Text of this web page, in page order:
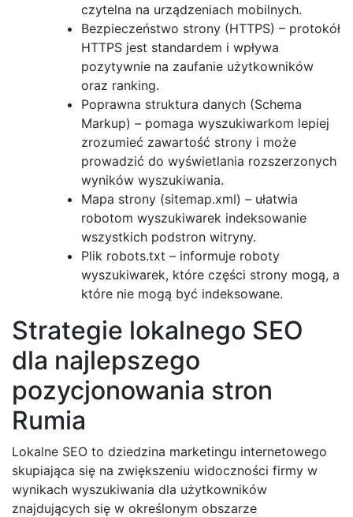
czytelna na urządzeniach mobilnych.
Bezpieczeństwo strony (HTTPS) – protokół
HTTPS jest standardem i wpływa
pozytywnie na zaufanie użytkowników
oraz ranking.
Poprawna struktura danych (Schema
Markup) – pomaga wyszukiwarkom lepiej
zrozumieć zawartość strony i może
prowadzić do wyświetlania rozszerzonych
wyników wyszukiwania.
Mapa strony (sitemap.xml) – ułatwia
robotom wyszukiwarek indeksowanie
wszystkich podstron witryny.
Plik robots.txt – informuje roboty
wyszukiwarek, które części strony mogą, a
które nie mogą być indeksowane.
Strategie lokalnego SEO
dla najlepszego
pozycjonowania stron
Rumia
Lokalne SEO to dziedzina marketingu internetowego
skupiająca się na zwiększeniu widoczności firmy w
wynikach wyszukiwania dla użytkowników
znajdujących się w określonym obszarze